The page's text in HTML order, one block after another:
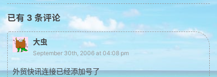
网络新事物
收藏.经典
网友情怀
已有 3 条评论
大虫
September 30th, 2006 at 04:08 pm
外贸快讯连接已经添加号了